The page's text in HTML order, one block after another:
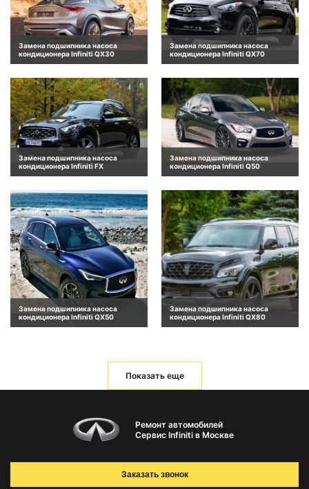
Замена подшипника насоса
кондиционера Infiniti QX30
Замена подшипника насоса
кондиционера Infiniti QX70
Замена подшипника насоса
кондиционера Infiniti FX
Замена подшипника насоса
кондиционера Infiniti Q50
Замена подшипника насоса
кондиционера Infiniti QX50
Замена подшипника насоса
кондиционера Infiniti QX80
Показать еще
Ремонт автомобилей
Сервис Infiniti в Москве
Заказать звонок